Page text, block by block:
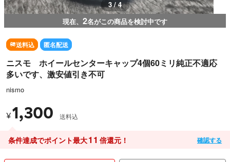
3 / 4
現在、 2名がこの商品を検討中です
送料込 匿名配送
ニスモ ホイールセンターキャップ4個60ミリ純正不適応
多いです、激安値引き不可
nismo
¥1,300 送料込
条件達成でポイント最大11 倍還元！ 確認する